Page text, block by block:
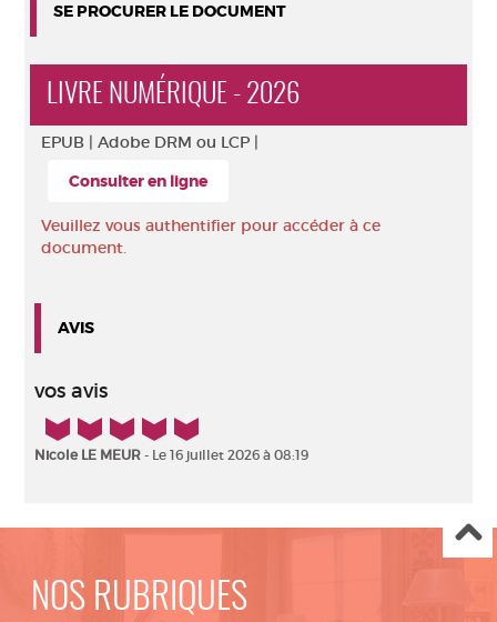
SE PROCURER LE DOCUMENT
LIVRE NUMÉRIQUE - 2026
EPUB | Adobe DRM ou LCP |
Consulter en ligne
Veuillez vous authentifier pour accéder à ce
document.
AVIS
vos avis
5/5
Nicole LE MEUR - Le 16 juillet 2026 à 08:19
NOS RUBRIQUES